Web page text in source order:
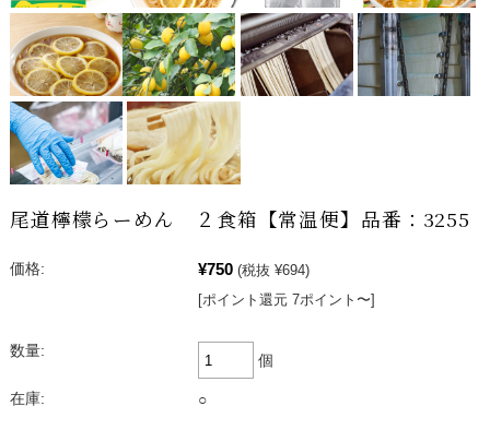
尾道檸檬らーめん ２食箱【常温便】品番：3255
価格: ¥750 (税抜 ¥694)
[ポイント還元 7ポイント〜]
数量:
個
在庫: ○